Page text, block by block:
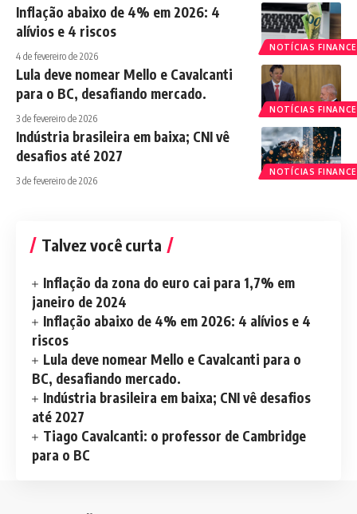
NOTÍCIAS
Inflação abaixo de 4% em 2026: 4
alívios e 4 riscos
4 de fevereiro de 2026
NOTÍCIAS
Lula deve nomear Mello e Cavalcanti
para o BC, desafiando mercado.
3 de fevereiro de 2026
NOTÍCIAS
Indústria brasileira em baixa; CNI vê
desafios até 2027
3 de fevereiro de 2026
Talvez você curta
Inflação da zona do euro cai para 1,7% em
janeiro de 2024
Inflação abaixo de 4% em 2026: 4 alívios e 4
riscos
Lula deve nomear Mello e Cavalcanti para o
BC, desafiando mercado.
Indústria brasileira em baixa; CNI vê desafios
até 2027
Tiago Cavalcanti: o professor de Cambridge
para o BC